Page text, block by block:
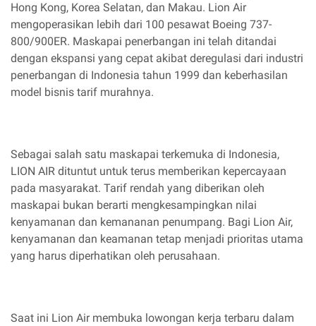
Hong Kong, Korea Selatan, dan Makau. Lion Air
mengoperasikan lebih dari 100 pesawat Boeing 737-
800/900ER. Maskapai penerbangan ini telah ditandai
dengan ekspansi yang cepat akibat deregulasi dari industri
penerbangan di Indonesia tahun 1999 dan keberhasilan
model bisnis tarif murahnya.
Sebagai salah satu maskapai terkemuka di Indonesia,
LION AIR dituntut untuk terus memberikan kepercayaan
pada masyarakat. Tarif rendah yang diberikan oleh
maskapai bukan berarti mengkesampingkan nilai
kenyamanan dan kemananan penumpang. Bagi Lion Air,
kenyamanan dan keamanan tetap menjadi prioritas utama
yang harus diperhatikan oleh perusahaan.
Saat ini Lion Air membuka lowongan kerja terbaru dalam